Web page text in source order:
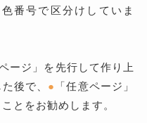
色番号で区分けしていま
ページ」を先行して作り上
後で、 ●
「任意ページ」
とをお勧めします。